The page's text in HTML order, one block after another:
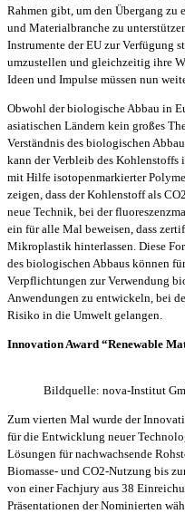
Rahmen gibt, um den Übergang zu
und Materialbranche zu
Instrumente der EU zur Verfügung
umzustellen und gleichzeitig ihre
Ideen und Impulse müssen nun
Obwohl der biologische Abbau in
asiatischen Ländern kein großes
Verständnis des biologischen
kann der Verbleib des
mit Hilfe isotopenmarkierter
zeigen, dass der Kohlenstoff als
neue Technik, bei der
ein für alle Mal beweisen, dass
Mikroplastik hinterlassen. Diese
des biologischen Abbaus können
Verpflichtungen zur Verwendung
Anwendungen zu entwickeln, bei
Risiko in die Umwelt gelangen.
Innovation Award “Renewable
Bildquelle: nova-Institut
Zum vierten Mal wurde der
für die Entwicklung neuer
Lösungen für nachwachsende
Biomasse- und CO2-Nutzung bis
von einer Fachjury aus 38
Präsentationen der Nominierten